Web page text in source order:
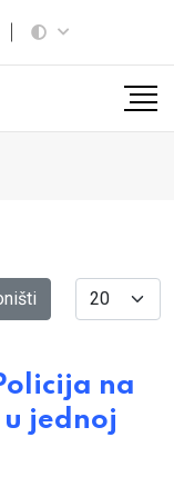
Display #
na
jednoj